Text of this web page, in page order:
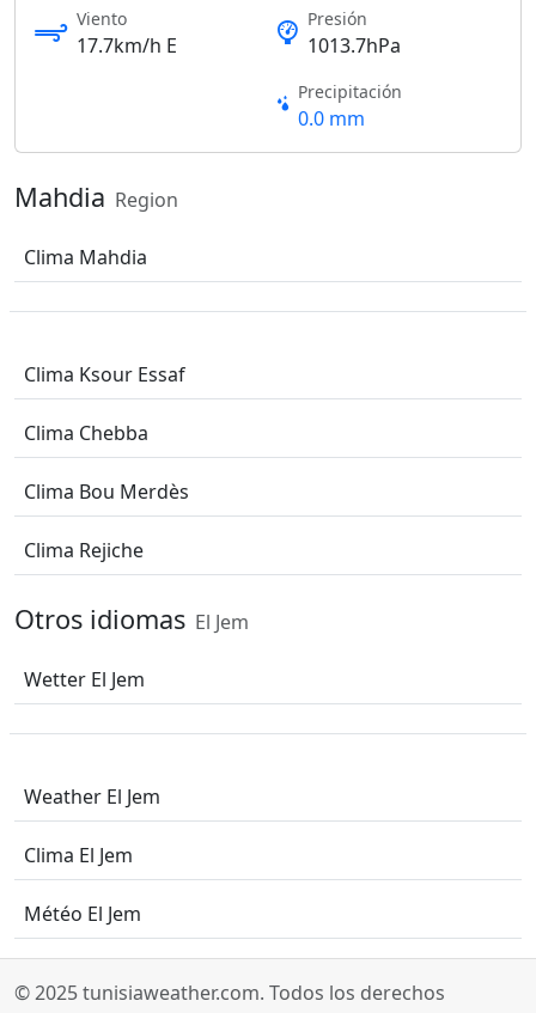
Viento
17.7km/h E
Presión
1013.7hPa
Precipitación
0.0 mm
Mahdia Region
Clima Mahdia
Clima Ksour Essaf
Clima Chebba
Clima Bou Merdès
Clima Rejiche
Otros idiomas El Jem
Wetter El Jem
Weather El Jem
Clima El Jem
Météo El Jem
© 2025tunisiaweather.com. Todos los derechos